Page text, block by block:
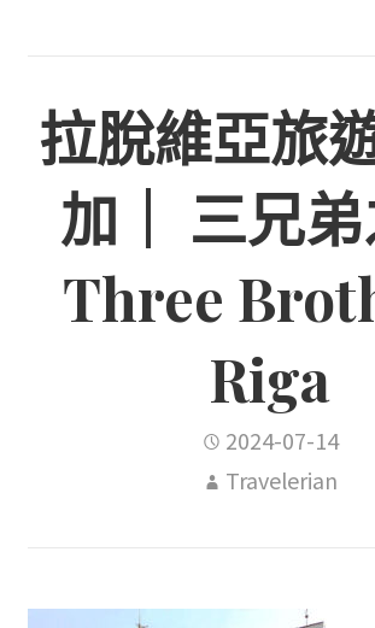
拉脫維亞旅
加｜ 三兄
Three
Riga
2024-07-14
Travelerian